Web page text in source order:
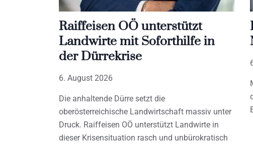
Raiffeisen OÖ unterstützt
Landwirte mit Soforthilfe in
der Dürrekrise
6. August 2026
Die anhaltende Dürre setzt die
oberösterreichische Landwirtschaft massiv unter
Druck. Raiffeisen OÖ unterstützt Landwirte in
dieser Krisensituation rasch und unbürokratisch